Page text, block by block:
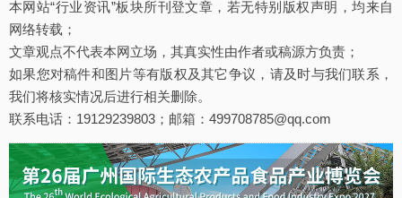
本网站“行业资讯”板块所刊登文章，若无特别版权声明，均来自
网络转载；
文章观点不代表本网立场，其真实性由作者或稿源方负责；
如果您对稿件和图片等有版权及其它争议，请及时与我们联系，
我们将核实情况后进行相关删除。
联系电话：19129239803；邮箱：499708785@qq.com